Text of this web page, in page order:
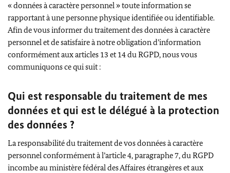
« données à caractère personnel » toute information se
rapportant à une personne physique identifiée ou identifiable.
Afin de vous informer du traitement des données à caractère
personnel et de satisfaire à notre obligation d’information
conformément aux articles 13 et 14 du RGPD, nous vous
communiquons ce qui suit :
Qui est responsable du traitement de mes
données et qui est le délégué à la protection
des données ?
La responsabilité du traitement de vos données à caractère
personnel conformément à l’article 4, paragraphe 7, du RGPD
incombe au ministère fédéral des Affaires étrangères et aux